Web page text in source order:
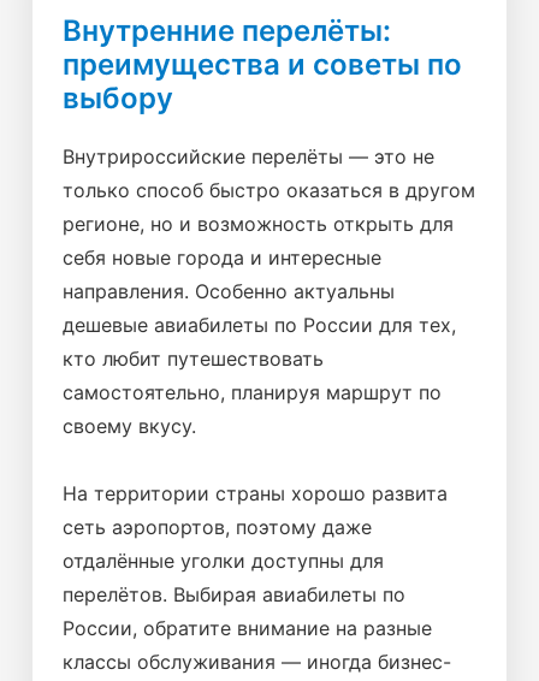
Внутренние перелёты:
преимущества и советы по
выбору
Внутрироссийские перелёты — это не
только способ быстро оказаться в другом
регионе, но и возможность открыть для
себя новые города и интересные
направления. Особенно актуальны
дешевые авиабилеты по России для тех,
кто любит путешествовать
самостоятельно, планируя маршрут по
своему вкусу.
На территории страны хорошо развита
сеть аэропортов, поэтому даже
отдалённые уголки доступны для
перелётов. Выбирая авиабилеты по
России, обратите внимание на разные
классы обслуживания — иногда бизнес-